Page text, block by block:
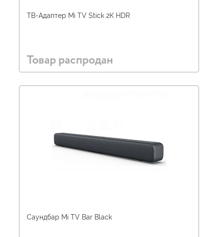
ТВ-Адаптер Mi TV Stick 2K HDR
Товар распродан
Саундбар Mi TV Bar Black